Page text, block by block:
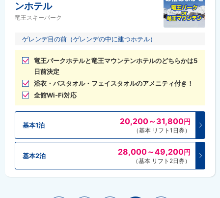
ンホテル
竜王スキーパーク
ゲレンデ目の前（ゲレンデの中に建つホテル）
竜王パークホテルと竜王マウンテンホテルのどちらかは5
日前決定
浴衣・バスタオル・フェイスタオルのアメニティ付き！
全館Wi-Fi対応
基本1泊 20,200～31,800円
（基本 リフト1日券）
基本2泊 28,000～49,200円
（基本 リフト2日券）